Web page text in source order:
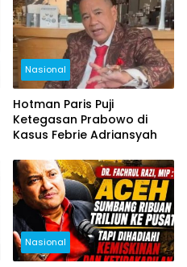
Nasional
Hotman Paris Puji
Ketegasan Prabowo di
Kasus Febrie Adriansyah
Nasional